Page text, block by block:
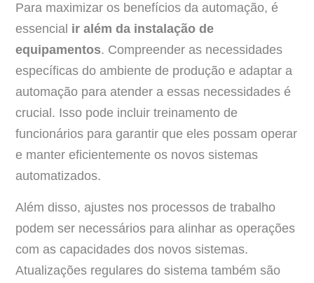
Para maximizar os benefícios da automação, é
essencial ir além da instalação de
equipamentos. Compreender as necessidades
específicas do ambiente de produção e adaptar a
automação para atender a essas necessidades é
crucial. Isso pode incluir treinamento de
funcionários para garantir que eles possam operar
e manter eficientemente os novos sistemas
automatizados.
Além disso, ajustes nos processos de trabalho
podem ser necessários para alinhar as operações
com as capacidades dos novos sistemas.
Atualizações regulares do sistema também são